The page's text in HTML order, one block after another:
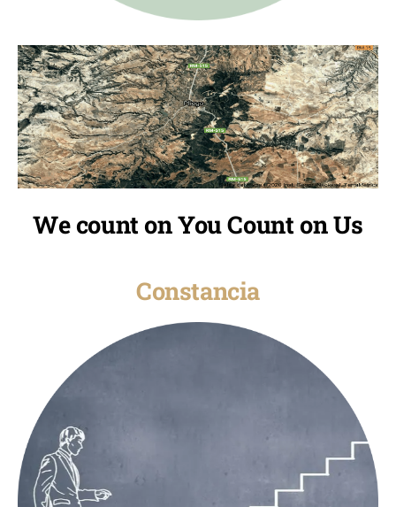
We count on You Count on Us
Constancia